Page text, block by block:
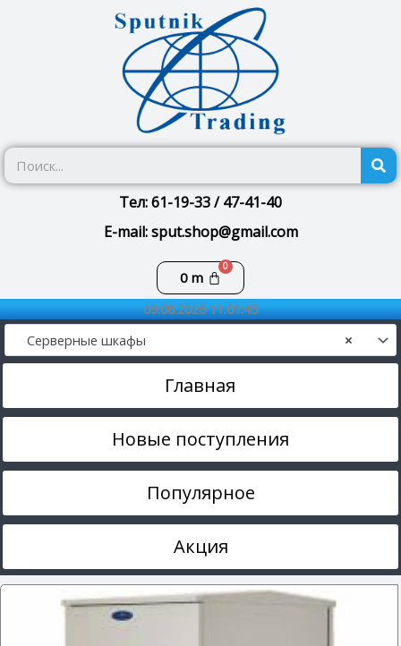
Тел: 61-19-33 / 47-41-40
E-mail: sput.shop@gmail.com
0m
Корзина
09.08.2026 11:01:45
×
Серверные шкафы
Главная
Новые поступления
Популярное
Акция